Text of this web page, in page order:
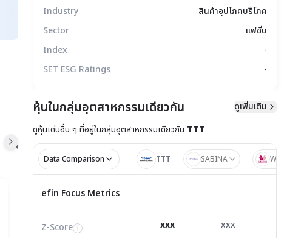
ข้อมูลทางเทคนิค สิทธิประโยชน์ แบบรายงาน
Industry
สินค้าอุปโภคบริิโภค
Sector
แฟชั่น
Index
-
SET ESG Ratings
-
หุ้นในกลุ่มอุตสาหกรรมเดียวกัน
ดูเพิ่มเติม
ดูหุ้นเด่นอื่น ๆ ที่อยู่ในกลุ่มอุตสาหกรรมเดียวกัน TTT
Data Comparison TTT SABINA WACOAL
efin Focus Metrics
Z-Score i 3.78 9.83
efin Focus Metrics
Z-Score i
EV/EBITDA
Z-Score i xxx xxx